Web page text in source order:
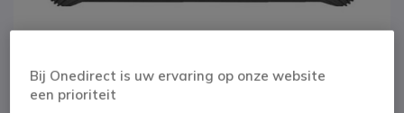
Bij Onedirect is uw ervaring op onze website
een prioriteit